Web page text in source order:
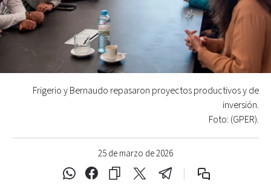
25 de marzo de 2026
Frigerio y Bernaudo repasaron proyectos productivos y de
inversión.
Foto: (GPER).